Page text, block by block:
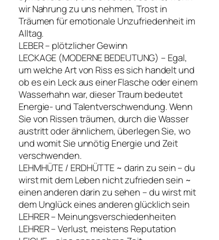
wir Nahrung zu uns nehmen, Trost in
Träumen für emotionale Unzufriedenheit im
Alltag.
LEBER – plötzlicher Gewinn
LECKAGE (MODERNE BEDEUTUNG) – Egal,
um welche Art von Riss es sich handelt und
ob es ein Leck aus einer Flasche oder einem
Wasserhahn war, dieser Traum bedeutet
Energie- und Talentverschwendung. Wenn
Sie von Rissen träumen, durch die Wasser
austritt oder ähnlichem, überlegen Sie, wo
und womit Sie unnötig Energie und Zeit
verschwenden.
LEHMHÜTE / ERDHÜTTE ~ darin zu sein – du
wirst mit dem Leben nicht zufrieden sein ~
einen anderen darin zu sehen – du wirst mit
dem Unglück eines anderen glücklich sein
LEHRER – Meinungsverschiedenheiten
LEHRER – Verlust, meistens Reputation